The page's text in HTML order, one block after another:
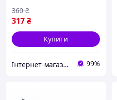
317₴
360 ₴
Купити
Інтернет-магазин запчастин до вікон, дверей, жалюзі, ролетів "WENTANA" 99%